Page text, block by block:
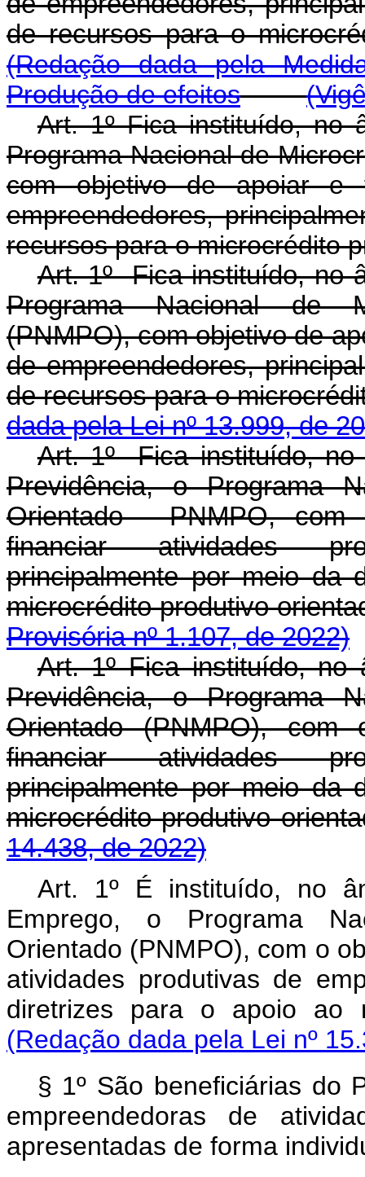
de recursos para o
(Redação dada pela
Produção de efeitos
Art. 1º Fica instituído, no
Programa Nacional de
com objetivo de apoiar e
empreendedores,
recursos para o microcrédito
Art. 1º Fica instituído, no
Programa Nacional de
(PNMPO), com objetivo de
de empreendedores,
de recursos para o
dada pela Lei nº 13.999, de
Art. 1º Fica instituído, no
Previdência, o Programa
Orientado - PNMPO,
financiar atividades
principalmente por meio da
microcrédito produtivo
Provisória nº 1.107, de 2022)
Art. 1º Fica instituído, no
Previdência, o Programa
Orientado (PNMPO),
financiar atividades
principalmente por meio da
microcrédito produtivo
14.438, de 2022)
Art. 1º É instituído, no
Emprego, o Programa
Orientado (PNMPO), com o
atividades produtivas de
diretrizes para o apoio ao
(Redação dada pela Lei nº
§ 1º São beneficiárias do
empreendedoras de
apresentadas de forma